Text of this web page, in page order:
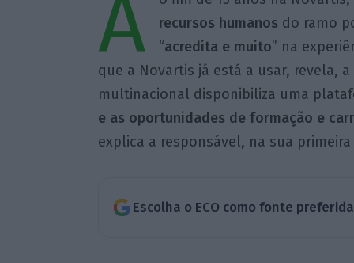
A
recursos humanos do ramo
“acredita e muito” na
que a Novartis já está a usar, revela, a
multinacional disponibiliza uma
e as oportunidades de formação e
explica a responsável, na sua
Escolha o ECO como fonte